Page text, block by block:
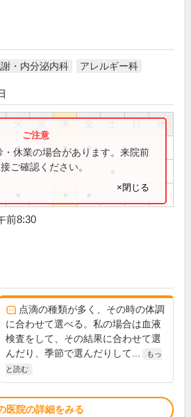
・内分泌内科 アレルギー科
祝
● ● ●
休業の場合があります。来院前
ご確認ください。
×閉じる
前8:30
点滴の種類が多く、その時の体調
に合わせて選べる。私の場合は血液
検査をして、その結果に合わせて選
んだり、季節で選んだりして...
もっ
と読む
医院の詳細をみる